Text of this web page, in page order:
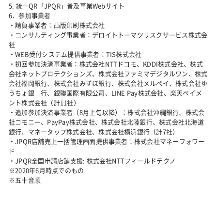
5. 統一QR「JPQR」普及事業Webサイト
6．参加事業者
・請負事業者：凸版印刷株式会社
・コンサルティング事業者：デロイトトーマツリスクサービス株式会
社
・WEB受付システム提供事業者：TIS株式会社
・初回参加決済事業者：株式会社NTTドコモ、KDDI株式会社、株式
会社ネットプロテクションズ、株式会社ファミマデジタルワン、株式
会社福岡銀行、株式会社みずほ銀行、株式会社メルペイ、株式会社ゆ
うちょ銀 行、銀聯国際有限公司、LINE Pay株式会社、楽天ペイメ
ント株式会社（計11社）
・追加参加決済事業者（8月上旬以降）：株式会社沖縄銀行、株式会
社コモニー、PayPay株式会社、株式会社北陸銀行、株式会社北海道
銀行、マネータップ株式会社、株式会社横浜銀行（計7社）
・JPQR店舗売上一括管理画面提供事業者：株式会社マネーフォワー
ド
・JPQR全国申請店舗支援: 株式会社NTTフィールドテクノ
※2020年6月時点でのもの
※五十音順